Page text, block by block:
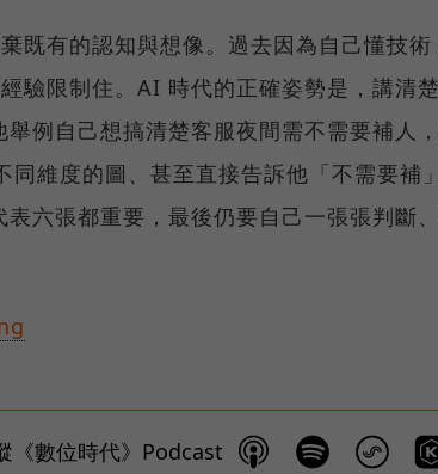
既有的認知與想像。過去因為自己懂技
驗限制住。AI 時代的正確姿勢是，講清
例自己想搞清楚客服夜間需不需要補人
維度的圖、甚至直接告訴他「不需要補
六張都重要，最後仍要自己一張張判斷
《數位時代》Podcast